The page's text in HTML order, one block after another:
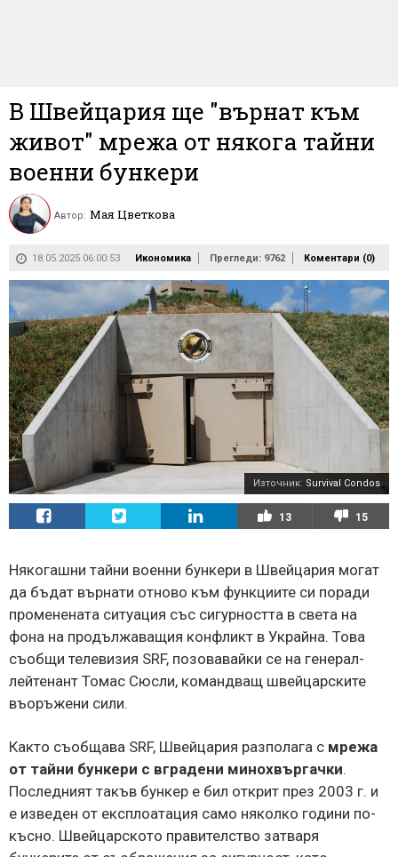
В Швейцария ще "върнат към
живот" мрежа от някога тайни
военни бункери
Автор: Мая Цветкова
18.05.2025 06:00:53 Икономика Прегледи: 9762 Коментари (0)
Източник: Survival Condos
13 15
Някогашни тайни военни бункери в Швейцария могат
да бъдат върнати отново към функциите си поради
променената ситуация със сигурността в света на
фона на продължаващия конфликт в Украйна. Това
съобщи телевизия SRF, позовавайки се на генерал-
лейтенант Томас Сюсли, командващ швейцарските
въоръжени сили.
Както съобщава SRF, Швейцария разполага с мрежа
от тайни бункери с вградени минохвъргачки.
Последният такъв бункер е бил открит през 2003 г. и
е изведен от експлоатация само няколко години по-
късно. Швейцарското правителство затваря